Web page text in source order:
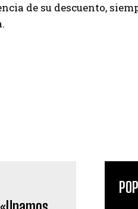
de su descuento,